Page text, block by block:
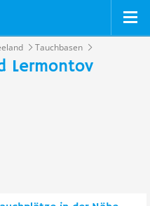
Tauchbasen
Lermontov